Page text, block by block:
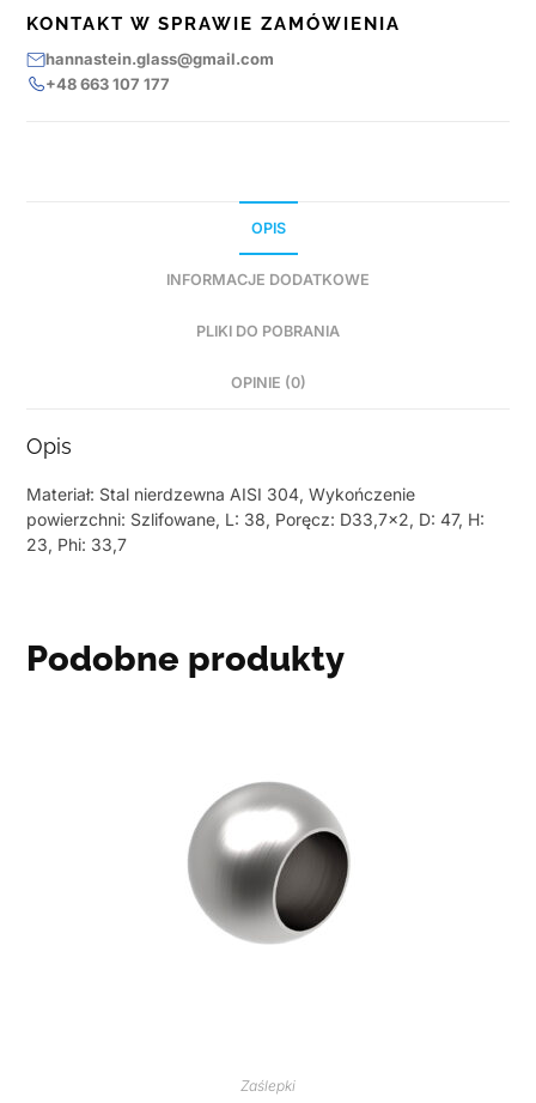
KONTAKT W SPRAWIE ZAMÓWIENIA
hannastein.glass@gmail.com
+48 663 107 177
OPIS
INFORMACJE DODATKOWE
PLIKI DO POBRANIA
OPINIE (0)
Opis
Materiał: Stal nierdzewna AISI 304, Wykończenie
powierzchni: Szlifowane, L: 38, Poręcz: D33,7×2, D: 47, H:
23, Phi: 33,7
Podobne produkty
Zaślepki